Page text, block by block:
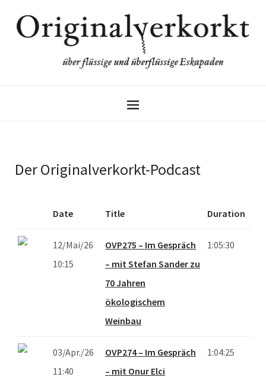
Der Originalverkorkt-Podcast
Date Title Duration
12/Mai/26
10:15
OVP275 – Im Gespräch
– mit Stefan Sander zu
70 Jahren
ökologischem
Weinbau
1:05:30
03/Apr./26
11:40
OVP274 – Im Gespräch
– mit Onur Elci
1:04:25